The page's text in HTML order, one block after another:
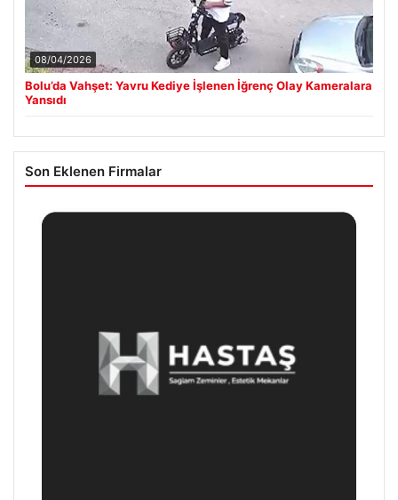
08/04/2026
Bolu’da Vahşet: Yavru Kediye İşlenen İğrenç Olay Kameralara
Yansıdı
Son Eklenen Firmalar